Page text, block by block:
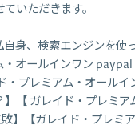
いただきます。
自身、検索エンジンを使
・オールインワン
・プレミアム・オールイ
【 ガレイド・プレミア
】【ガレイド・プレミ